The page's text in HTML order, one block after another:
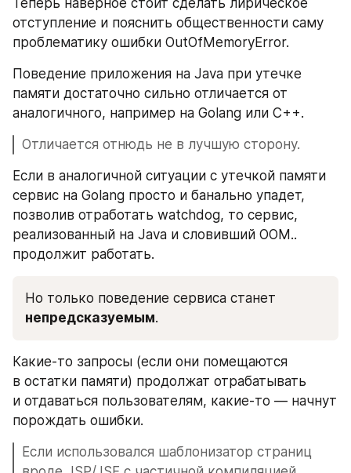
отступление и пояснить общественности саму
проблематику ошибки OutOfMemoryError.
Поведение приложения на Java при утечке
памяти достаточно сильно отличается от
аналогичного, например на Golang или C++.
Отличается отнюдь не в лучшую сторону.
Если в аналогичной ситуации с утечкой памяти
сервис на Golang просто и банально упадет,
позволив отработать watchdog, то сервис,
реализованный на Java и словивший OOM..
продолжит работать.
непредсказуемым.
Какие-то запросы (если они помещаются
в остатки памяти) продолжат отрабатывать
и отдаваться пользователям, какие-то — начнут
порождать ошибки.
Если использовался шаблонизатор страниц